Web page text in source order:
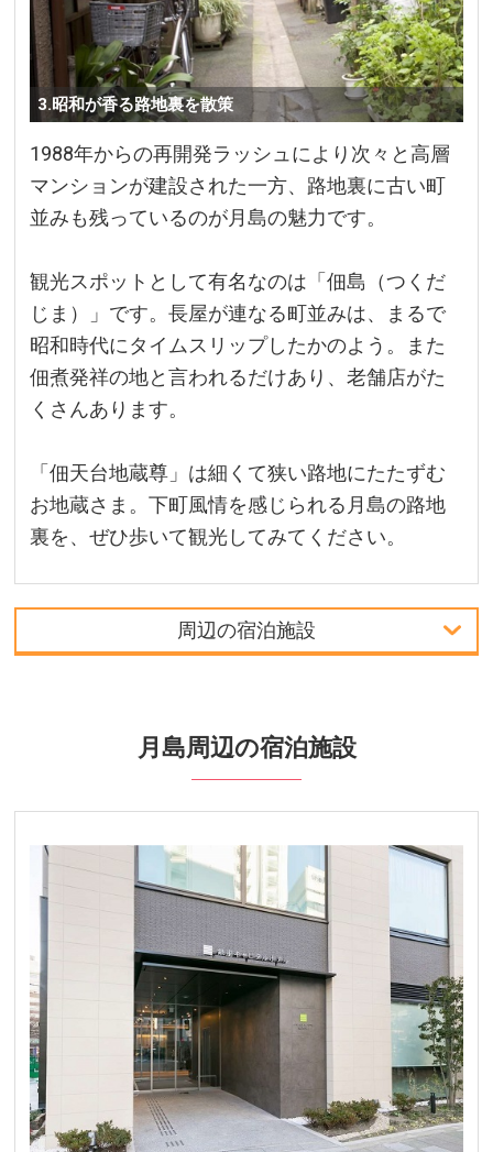
3.昭和が香る路地裏を散策
1988年からの再開発ラッシュにより次々と高層
マンションが建設された一方、路地裏に古い町
並みも残っているのが月島の魅力です。
観光スポットとして有名なのは「佃島（つくだ
じま）」です。長屋が連なる町並みは、まるで
昭和時代にタイムスリップしたかのよう。また
佃煮発祥の地と言われるだけあり、老舗店がた
くさんあります。
「佃天台地蔵尊」は細くて狭い路地にたたずむ
お地蔵さま。下町風情を感じられる月島の路地
裏を、ぜひ歩いて観光してみてください。
周辺の宿泊施設
関西発
周辺の宿泊施設
月島周辺の宿泊施設